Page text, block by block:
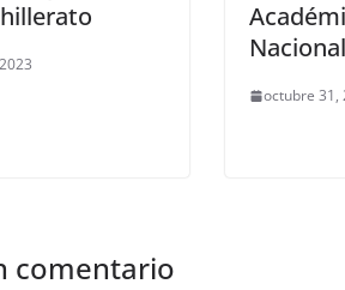
Nacional
octubre 31,
comentario